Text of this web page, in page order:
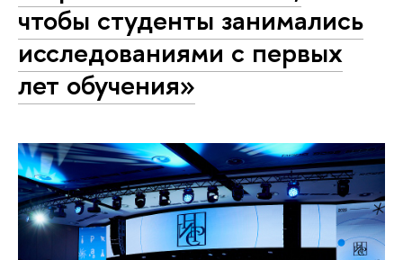
чтобы студенты занимались
исследованиями с первых
лет обучения»